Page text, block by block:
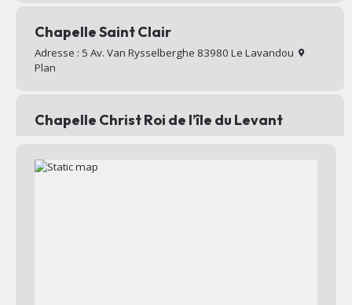
Chapelle Saint Clair
Adresse : 5 Av. Van Rysselberghe 83980 Le Lavandou
Plan
Chapelle Christ Roi de l’île du Levant